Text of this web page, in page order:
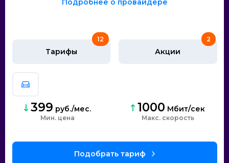
Подробнее о провайдере
Тарифы
12
Акции
2
399 руб./мес.
Мин. цена
1000 Мбит/сек
скорость